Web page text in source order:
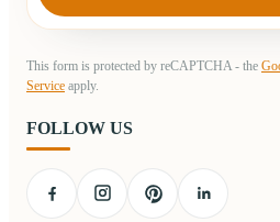
This form is protected by reCAPTCHA - the
Service apply.
FOLLOW US